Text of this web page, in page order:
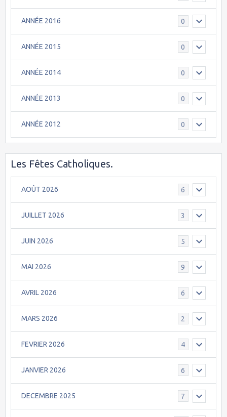
ANNÉE 2016 0
ANNÉE 2015 0
ANNÉE 2014 0
ANNÉE 2013 0
ANNÉE 2012 0
Les Fêtes Catholiques.
AOÛT 2026 6
JUILLET 2026 3
JUIN 2026 5
MAI 2026 9
AVRIL 2026 6
MARS 2026 2
FEVRIER 2026 4
JANVIER 2026 6
DECEMBRE 2025 7